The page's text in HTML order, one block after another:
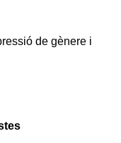
de gènere i